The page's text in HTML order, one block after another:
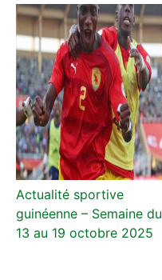
Actualité sportive
guinéenne – Semaine du
13 au 19 octobre 2025